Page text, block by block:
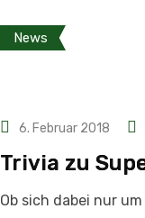
News
6. Februar 2018
Trivia zu
Ob sich dabei nur